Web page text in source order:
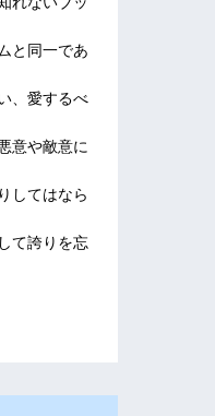
と同一であ
、愛するべ
意や敵意に
してはなら
て誇りを忘